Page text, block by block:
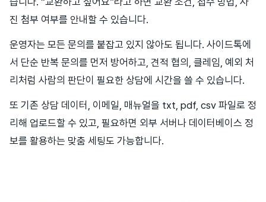
진 첨부 여부를 안내할 수 있습니다.
운영자는 모든 문의를 붙잡고 있지 않아도 됩니다. 사이드톡에
서 단순 반복 문의를 먼저 방어하고, 견적 협의, 클레임, 예외 처
리처럼 사람의 판단이 필요한 상담에 시간을 쓸 수 있습니다.
또 기존 상담 데이터, 이메일, 매뉴얼을 txt, pdf, csv 파일로 정
리해 업로드할 수 있고, 필요하면 외부 서버나 데이터베이스 정
보를 활용하는 맞춤 세팅도 가능합니다.